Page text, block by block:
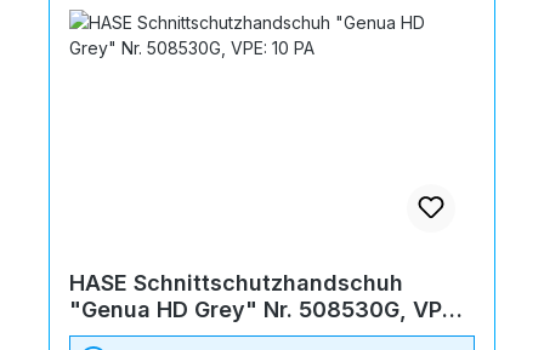
HASE Schnittschutzhandschuh
"Genua HD Grey" Nr. 508530G, VPE:
10 PA